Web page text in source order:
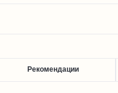
Рекомендации